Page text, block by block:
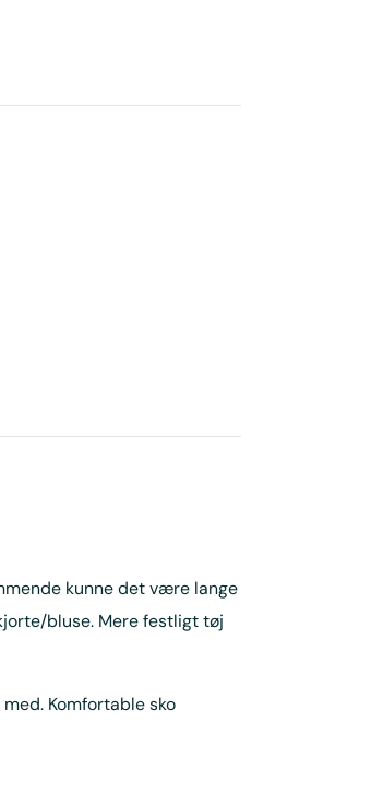
kunne det være lange
bluse. Mere festligt tøj
Komfortable sko